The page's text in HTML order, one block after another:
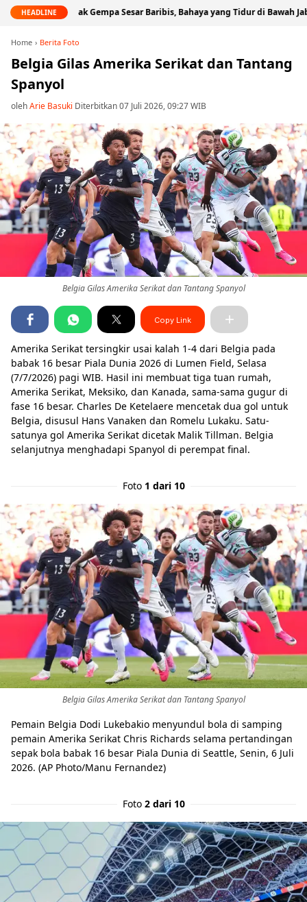
HEADLINE
Jejak Gempa Sesar Baribis, Bahaya yang Tidur di Bawah Jabodetabek
Home Berita Foto
Belgia Gilas Amerika Serikat dan Tantang
Spanyol
olehArie Basuki Diterbitkan 07 Juli 2026, 09:27 WIB
Belgia Gilas Amerika Serikat dan Tantang Spanyol
Copy Link
Amerika Serikat tersingkir usai kalah 1-4 dari Belgia pada
babak 16 besar Piala Dunia 2026 di Lumen Field, Selasa
(7/7/2026) pagi WIB. Hasil ini membuat tiga tuan rumah,
Amerika Serikat, Meksiko, dan Kanada, sama-sama gugur di
fase 16 besar. Charles De Ketelaere mencetak dua gol untuk
Belgia, disusul Hans Vanaken dan Romelu Lukaku. Satu-
satunya gol Amerika Serikat dicetak Malik Tillman. Belgia
selanjutnya menghadapi Spanyol di perempat final.
Foto 1 dari 10
Belgia Gilas Amerika Serikat dan Tantang Spanyol
Pemain Belgia Dodi Lukebakio menyundul bola di samping
pemain Amerika Serikat Chris Richards selama pertandingan
sepak bola babak 16 besar Piala Dunia di Seattle, Senin, 6 Juli
2026. (AP Photo/Manu Fernandez)
Foto 2 dari 10